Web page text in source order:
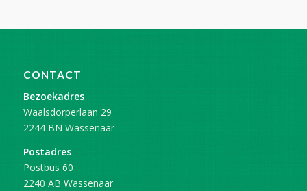
CONTACT
Bezoekadres
Waalsdorperlaan 29
2244 BN Wassenaar
Postadres
Postbus 60
2240 AB Wassenaar